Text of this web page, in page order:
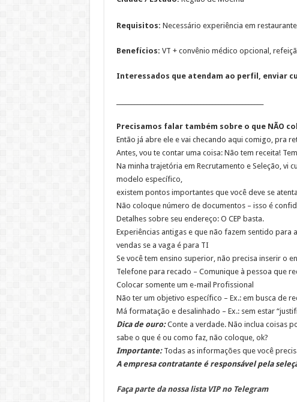
Requisitos: Necessário experiência em
Benefícios: VT + convênio médico opcional,
Interessados que atendam ao perfil, enviar
Precisamos falar também sobre o que NÃO
Então já abre ele e vai checando aqui comigo, pra
Antes, vou te contar uma coisa: Não tem receita!
Na minha trajetória em Recrutamento e Seleção, vi
modelo específico,
existem pontos importantes que você deve se
Não coloque número de documentos – isso é
Detalhes sobre seu endereço: O CEP basta.
Experiências antigas e que não fazem sentido para
vendas se a vaga é para TI
Se você tem ensino superior, não precisa inserir o
Telefone para recado – Comunique à pessoa que
Colocar somente um e-mail Profissional
Não ter um objetivo específico – Ex.: em busca de
Má formatação e desalinhado – Ex.: sem estar
Dica de ouro: Conte a verdade. Não inclua coisas
sabe o que é ou como faz, não coloque, ok?
Importante:Todas as informações que você
A empresa contratante é responsável pela
Faça parte da nossa lista VIP no Telegram